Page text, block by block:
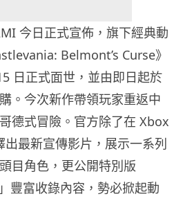
今日正式宣佈，旗下經典動
Belmont’s Curse》
日正式面世，並由即日起於
。今次新作帶領玩家重返中
德式冒險。官方除了在 Xbox
最新宣傳影片，展示一系列
目角色，更公開特別版
豐富收錄內容，勢必掀起動